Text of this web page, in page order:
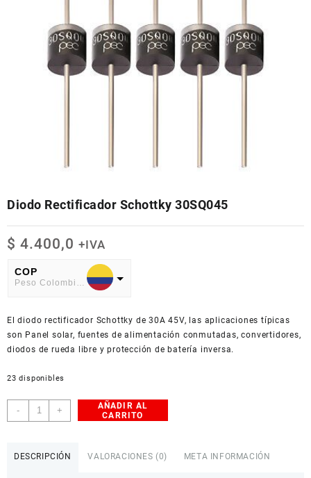
Diodo Rectificador Schottky 30SQ045
$ 4.400,0 +IVA
COP
Peso Colombiano
American Dollar
El diodo rectificador Schottky de 30A 45V, las aplicaciones típicas
son Panel solar, fuentes de alimentación conmutadas, convertidores,
diodos de rueda libre y protección de batería inversa.
23 disponibles
-
Diodo
Rectificador
30SQ045
+
AÑADIR AL
CARRITO
DESCRIPCIÓN VALORACIONES (0) META INFORMACIÓN